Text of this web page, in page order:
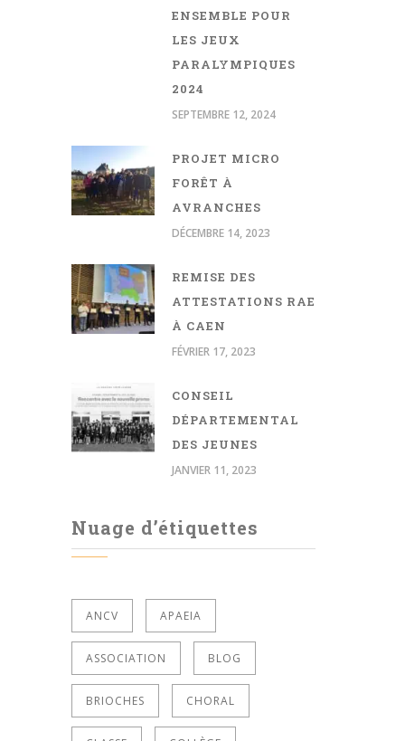
ENSEMBLE POUR
LES JEUX
PARALYMPIQUES
2024
SEPTEMBRE 12, 2024
PROJET MICRO
FORÊT À
AVRANCHES
DÉCEMBRE 14, 2023
REMISE DES
ATTESTATIONS RAE
À CAEN
FÉVRIER 17, 2023
CONSEIL
DÉPARTEMENTAL
DES JEUNES
JANVIER 11, 2023
Nuage d’étiquettes
ANCV APAEIA
ASSOCIATION BLOG
BRIOCHES CHORAL